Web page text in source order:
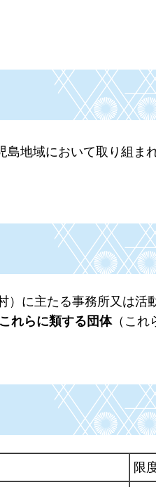
島地域において取り組ま
に主たる事務所又は活
れらに類する団体（これ
限